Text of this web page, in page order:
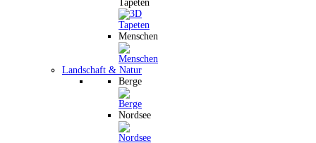
Tapeten
Menschen
Landschaft & Natur
Berge
Nordsee